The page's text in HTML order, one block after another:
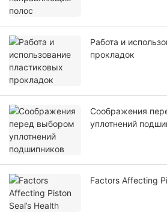
Работа и
прокладок
Соображения
уплотнений
Factors Affecting